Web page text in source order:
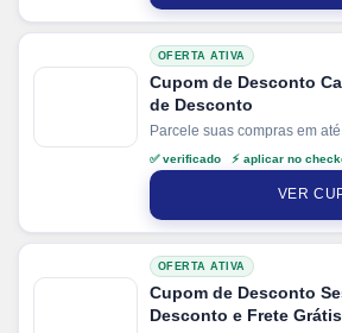
OFERTA ATIVA
Cupom de Desconto
de Desconto
Parcele suas compras em
cartão. Ganhe + 5% de
PIX.
✅ verificado ⚡ aplicar no
VER
OFERTA ATIVA
Cupom de Desconto
Desconto e Frete Grátis